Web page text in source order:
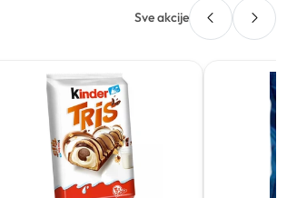
Sve akcije